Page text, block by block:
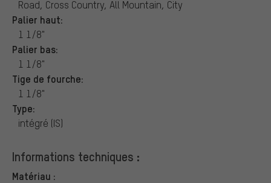
Road, Cross Country, All Mountain, City
Palier haut:
1 1/8"
Palier bas:
1 1/8"
Tige de fourche:
1 1/8"
Type:
intégré (IS)
Informations techniques :
Matériau :